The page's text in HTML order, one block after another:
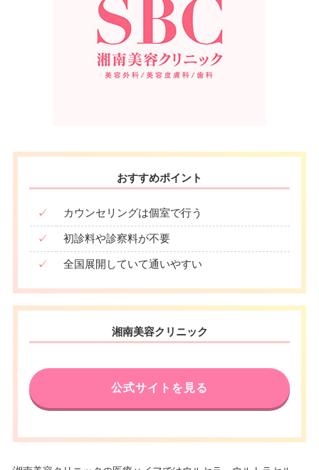
おすすめポイント
✓ カウンセリングは個室で行う
✓ 初診料や診察料が不要
✓ 全国展開していて通いやすい
湘南美容クリニック
公式サイトを見る